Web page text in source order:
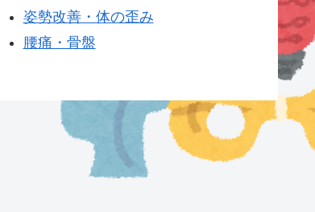
姿勢改善・体の歪み
腰痛・骨盤